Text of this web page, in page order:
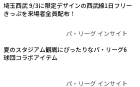
埼玉西武 9/3に限定デザインの西武線1日フリー
きっぷを来場者全員配布！
パ・リーグ インサイト
夏のスタジアム観戦にぴったりなパ・リーグ6
球団コラボアイテム
パ・リーグ インサイト